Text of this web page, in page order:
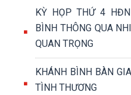
KỲ HỌP THỨ 4
BÌNH THÔNG QUA
QUAN TRỌNG
KHÁNH BÌNH BÀN
TÌNH THƯƠNG